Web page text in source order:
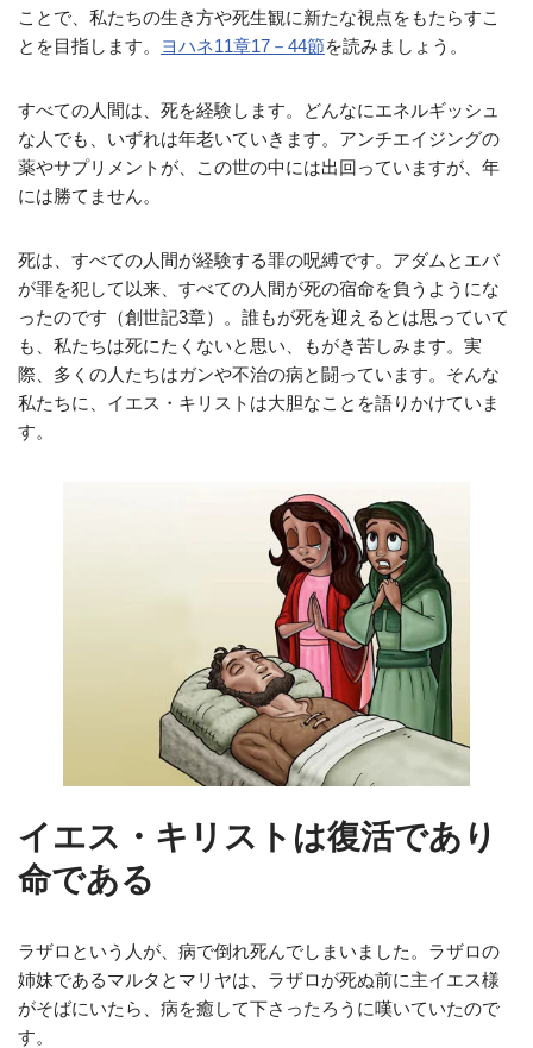
ことで、私たちの生き方や死生観に新たな視点をもたらすこ
とを目指します。
ヨハネ11章17－44節を読みましょう。
すべての人間は、死を経験します。どんなにエネルギッシュ
な人でも、いずれは年老いていきます。アンチエイジングの
薬やサプリメントが、この世の中には出回っていますが、年
には勝てません。
死は、すべての人間が経験する罪の呪縛です。アダムとエバ
が罪を犯して以来、すべての人間が死の宿命を負うようにな
ったのです（創世記3章）。誰もが死を迎えるとは思っていて
も、私たちは死にたくないと思い、もがき苦しみます。実
際、多くの人たちはガンや不治の病と闘っています。そんな
私たちに、イエス・キリストは大胆なことを語りかけていま
す。
イエス・キリストは復活であり
命である
ラザロという人が、病で倒れ死んでしまいました。ラザロの
姉妹であるマルタとマリヤは、ラザロが死ぬ前に主イエス様
がそばにいたら、病を癒して下さったろうに嘆いていたので
す。